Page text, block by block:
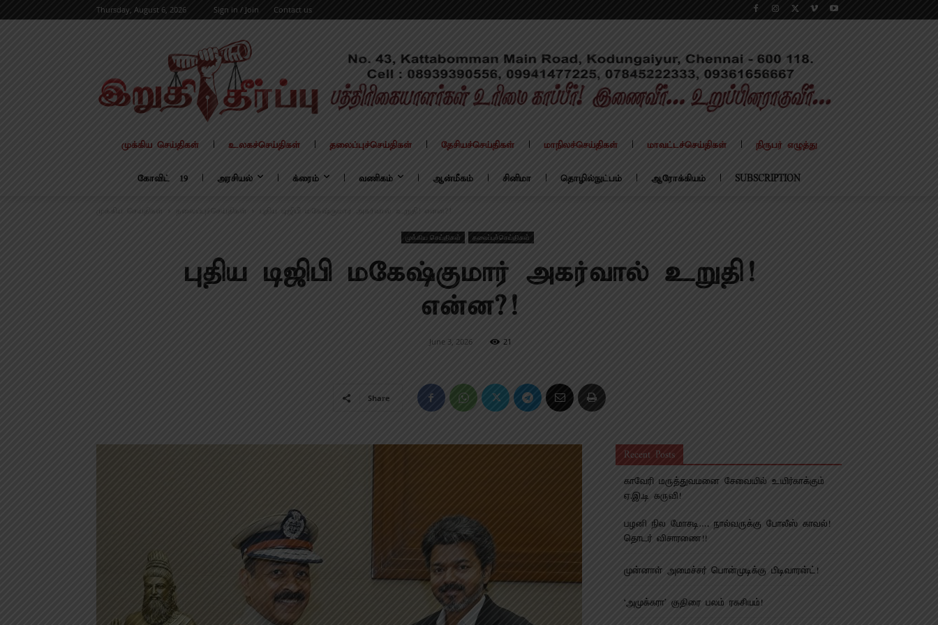
Thursday, August 6, 2026 Sign in / Join Contact us
முக்கிய செய்திகள் உலகச்செய்திகள் தலைப்புச்செய்திகள் தேசியச்செய்திகள் மாநிலச்செய்திகள் மாவட்டச்செய்திகள் நிருபர் எழுத்து
கோவிட் – 19 அரசியல் க்ரைம் வணிகம் ஆன்மீகம் சினிமா தொழில்நுட்பம் ஆரோக்கியம் SUBSCRIPTION
முக்கிய செய்திகள் தலைப்புச்செய்திகள் புதிய டிஜிபி மகேஷ்குமார் அகர்வால் உறுதி! என்ன?!
முக்கிய செய்திகள் தலைப்புச்செய்திகள்
புதிய டிஜிபி மகேஷ்குமார் அகர்வால் உறுதி!
என்ன?!
June 3, 2026 21
Share
Recent Posts
காவேரி மருத்துவமனை சேவையில் உயிர்காக்கும்
ஏ.இ.டி கருவி!
பழனி நில மோசடி…. நால்வருக்கு போலீஸ் காவல்!
தொடர் விசாரணை!!
முன்னாள் அமைச்சர் பொன்முடிக்கு பிடிவாரன்ட்!
‘அமுக்கரா’ குதிரை பலம் ரகசியம்!